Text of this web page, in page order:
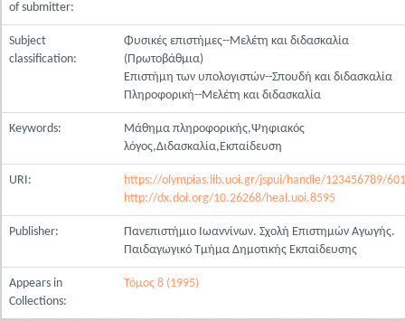
of submitter:
Subject
classification:
Φυσικές επιστήμες--Μελέτη και διδασκαλία
(Πρωτοβάθμια)
Επιστήμη των υπολογιστών--Σπουδή και διδασκαλία
Πληροφορική--Μελέτη και διδασκαλία
Keywords:
Μάθημα πληροφορικής,Ψηφιακός
λόγος,Διδασκαλία,Εκπαίδευση
URI:
https://olympias.lib.uoi.gr/jspui/handle/123456789/
http://dx.doi.org/10.26268/heal.uoi.8595
Publisher:
Πανεπιστήμιο Ιωαννίνων. Σχολή Επιστημών Αγωγής.
Παιδαγωγικό Τμήμα Δημοτικής Εκπαίδευσης
Appears in
Collections:
Τόμος 8 (1995)